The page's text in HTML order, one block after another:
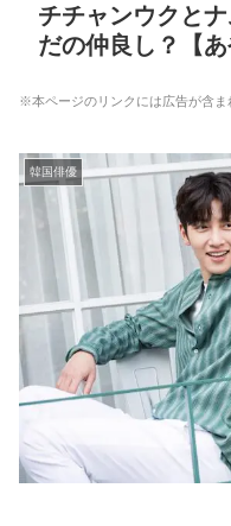
チチャンウクと
だの仲良し？【あ
※本ページのリンクには広告が含ま
韓国俳優